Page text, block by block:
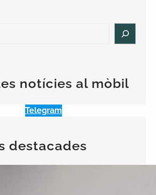
notícies al mòbil
Telegram
destacades